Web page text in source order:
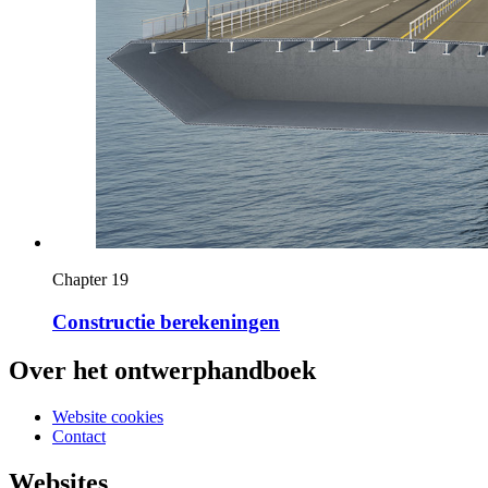
Chapter 19
Constructie berekeningen
Over het ontwerphandboek
Website cookies
Contact
Websites